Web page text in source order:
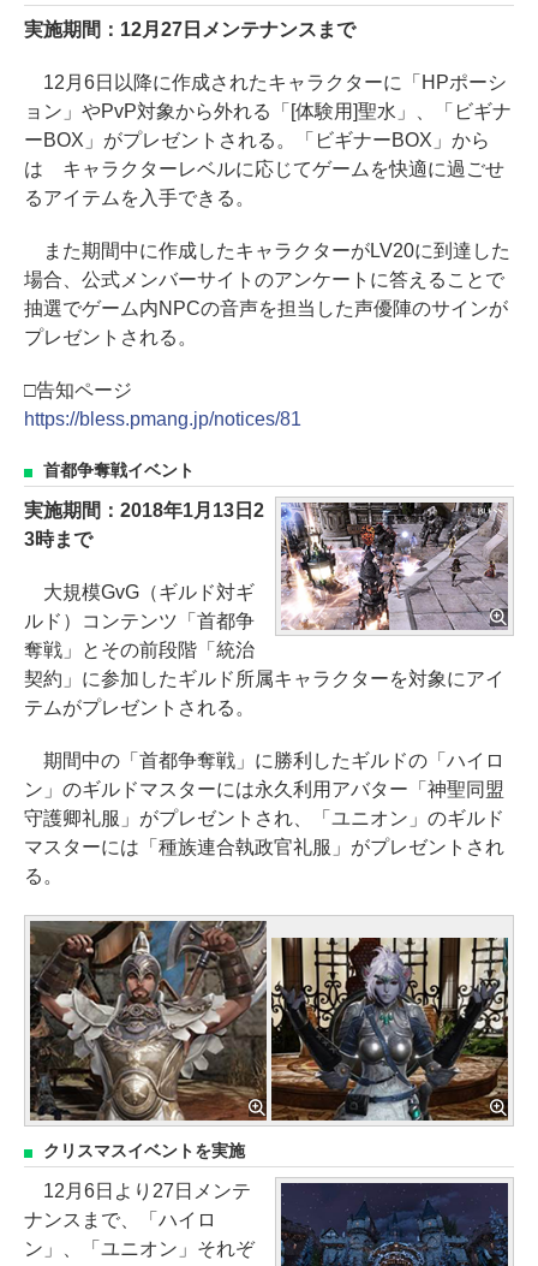
実施期間：12月27日メンテナンスまで
12月6日以降に作成されたキャラクターに「HPポーシ
ョン」やPvP対象から外れる「[体験用]聖水」、「ビギナ
ーBOX」がプレゼントされる。「ビギナーBOX」から
は キャラクターレベルに応じてゲームを快適に過ごせ
るアイテムを入手できる。
また期間中に作成したキャラクターがLV20に到達した
場合、公式メンバーサイトのアンケートに答えることで
抽選でゲーム内NPCの音声を担当した声優陣のサインが
プレゼントされる。
□告知ページ
https://bless.pmang.jp/notices/81
首都争奪戦イベント
実施期間：2018年1月13日2
3時まで
大規模GvG（ギルド対ギ
ルド）コンテンツ「首都争
奪戦」とその前段階「統治
契約」に参加したギルド所属キャラクターを対象にアイ
テムがプレゼントされる。
期間中の「首都争奪戦」に勝利したギルドの「ハイロ
ン」のギルドマスターには永久利用アバター「神聖同盟
守護卿礼服」がプレゼントされ、「ユニオン」のギルド
マスターには「種族連合執政官礼服」がプレゼントされ
る。
クリスマスイベントを実施
12月6日より27日メンテ
ナンスまで、「ハイロ
ン」、「ユニオン」それぞ